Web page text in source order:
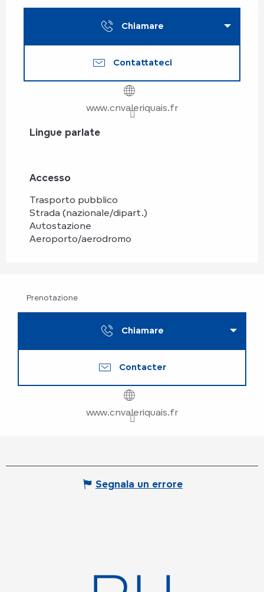
Chiamare
Contattateci
www.cnvaleriquais.fr
Lingue parlate
Lingue parlate
Accesso
Accesso
Trasporto pubblico
Strada (nazionale/dipart.)
Autostazione
Aeroporto/aerodromo
Prenotazione
Chiamare
Contacter
www.cnvaleriquais.fr
Segnala un errore